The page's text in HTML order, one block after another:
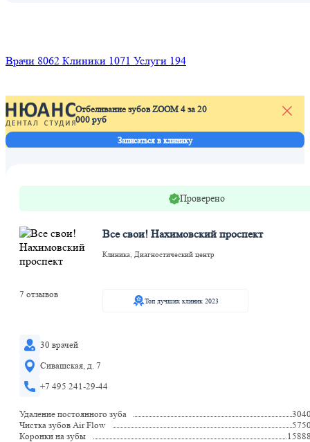
Врачи 8062 Клиники 1071 Услуги 194
Отбеливание зубов ZOOM 4 за 20
000 руб
Записаться в клинику
Проверено
Все свои! Нахимовский проспект
Клиника, Диагностический центр
7 отзывов
Топ лучших клиник 2023
30 врачей
Сивашская, д. 7
+7 495 241-29-44
Удаление постоянного зуба
Чистка зубов Air Flow
Коронки на зубы